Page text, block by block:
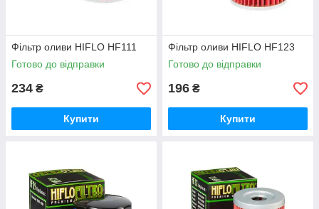
Фільтр оливи HIFLO HF111
Готово до відправки
234 ₴
Купити
Фільтр оливи HIFLO HF123
Готово до відправки
196 ₴
Купити